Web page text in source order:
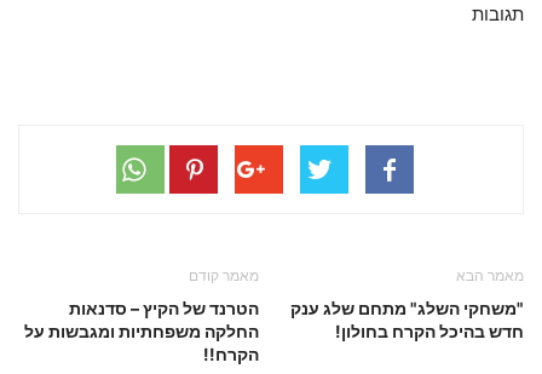
תגובות
מאמר קודם
הטרנד של הקיץ – סדנאות
החלקה משפחתיות ומגבשות על
הקרח!!
מאמר הבא
"משחקי השלג" מתחם שלג ענק
חדש בהיכל הקרח בחולון!